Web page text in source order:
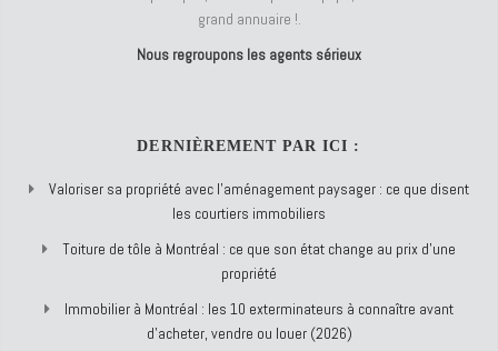
grand annuaire !.
Nous regroupons les agents sérieux
DERNIÈREMENT PAR ICI :
Valoriser sa propriété avec l’aménagement paysager : ce que disent
les courtiers immobiliers
Toiture de tôle à Montréal : ce que son état change au prix d’une
propriété
Immobilier à Montréal : les 10 exterminateurs à connaître avant
d’acheter, vendre ou louer (2026)